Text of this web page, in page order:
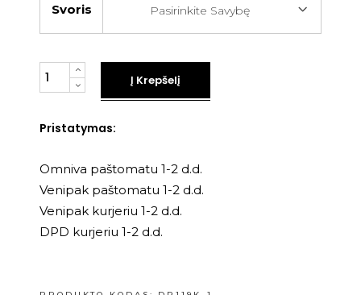
Svoris Pasirinkite Savybę
Kiekis
Į Krepšelį
Pristatymas:
Omniva paštomatu 1-2 d.d.
Venipak paštomatu 1-2 d.d.
Venipak kurjeriu 1-2 d.d.
DPD kurjeriu 1-2 d.d.